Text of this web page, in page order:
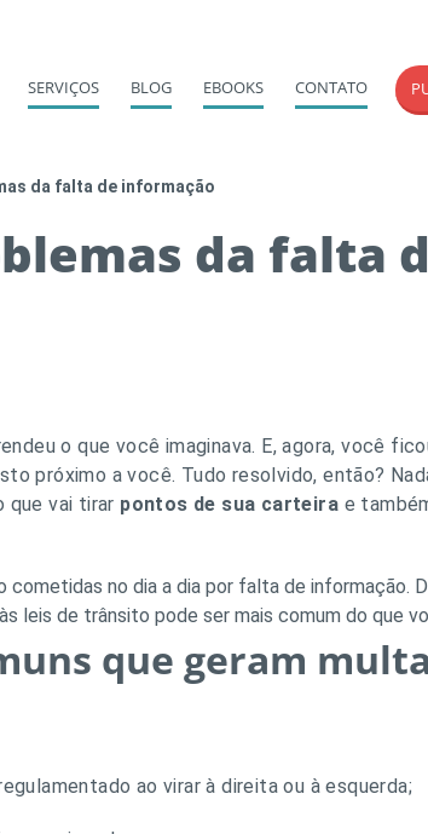
SERVIÇOS BLOG EBOOKS CONTATO
da falta de informação
da falta
o que você imaginava. E, agora, você
próximo a você. Tudo resolvido, então?
que vai tirar pontos de sua carteira e
cometidas no dia a dia por falta de informação.
leis de trânsito pode ser mais comum do que
que geram
ao virar à direita ou à esquerda;